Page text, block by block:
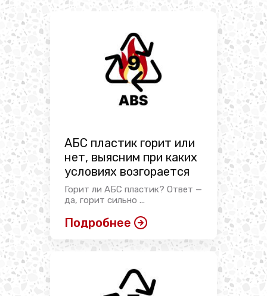
АБС пластик горит или
нет, выясним при каких
условиях возгорается
Горит ли АБС пластик? Ответ —
да, горит сильно ...
Подробнее